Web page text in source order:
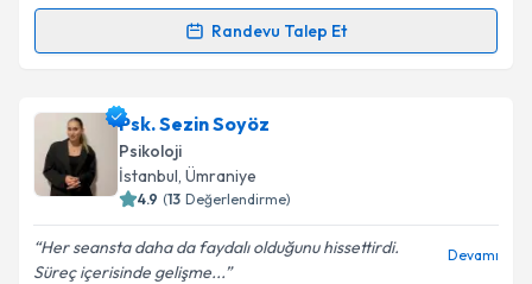
Kişisel verilerimin işlenmesine ilişkin
Metni'ni okudum ve kişisel verilerimin belirtilen
Takvim Talebini Gönder
Randevu Talep Et
Randevu Takvimi Talebi
Psk. Dan. Yeşim Şenbaş
oluşturun. Size bu uzmandan randevu almanız için bir
takvim hazırlandığında e-posta ile bilgilendireceğiz.
Psk. Sezin Soyöz
Psikoloji
İstanbul, Ümraniye
4.9 (13 Değerlendirme)
Her seansta daha da faydalı olduğunu hissettirdi.
Süreç içerisinde gelişme...
Devamı